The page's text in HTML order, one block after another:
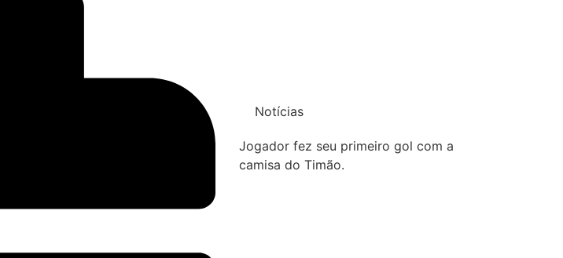
Notícias
Jogador fez seu primeiro gol com a
camisa do Timão.